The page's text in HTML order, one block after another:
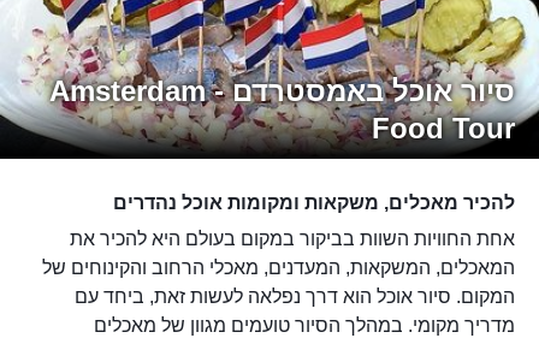
סיור אוכל באמסטרדם - Amsterdam
Food Tour
להכיר מאכלים, משקאות ומקומות אוכל נהדרים
אחת החוויות השוות בביקור במקום בעולם היא להכיר את
המאכלים, המשקאות, המעדנים, מאכלי הרחוב והקינוחים של
המקום. סיור אוכל הוא דרך נפלאה לעשות זאת, ביחד עם
מדריך מקומי. במהלך הסיור טועמים מגוון של מאכלים